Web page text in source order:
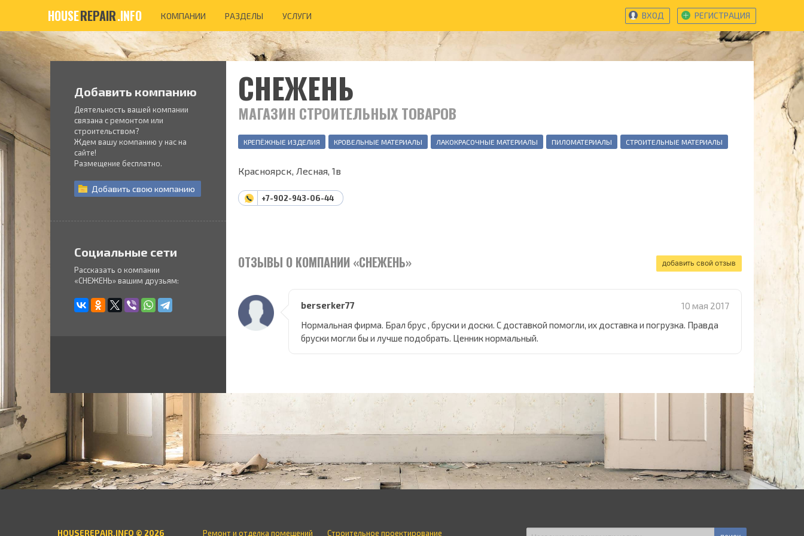
HOUSEREPAIR.INFO КОМПАНИИ РАЗДЕЛЫ УСЛУГИ ВХОД РЕГИСТРАЦИЯ
Добавить компанию
Деятельность вашей компании
связана с ремонтом или
строительством?
Ждем вашу компанию у нас на
сайте!
Размещение бесплатно.
Добавить свою компанию
Социальные сети
Рассказать о компании
«СНЕЖЕНЬ» вашим друзьям:
СНЕЖЕНЬ
МАГАЗИН СТРОИТЕЛЬНЫХ ТОВАРОВ
КРЕПЁЖНЫЕ ИЗДЕЛИЯ КРОВЕЛЬНЫЕ МАТЕРИАЛЫ ЛАКОКРАСОЧНЫЕ МАТЕРИАЛЫ ПИЛОМАТЕРИАЛЫ СТРОИТЕЛЬНЫЕ МАТЕРИАЛЫ
Красноярск, Лесная, 1в
+7-902-943-06-44
ОТЗЫВЫ О КОМПАНИИ «СНЕЖЕНЬ» добавить свой отзыв
berserker77
10 мая 2017
Нормальная фирма. Брал брус , бруски и доски. С доставкой помогли, их доставка и погрузка. Правда
бруски могли бы и лучше подобрать. Ценник нормальный.
HOUSEREPAIR.INFO © 2026 Ремонт и отделка помещений Строительное проектирование